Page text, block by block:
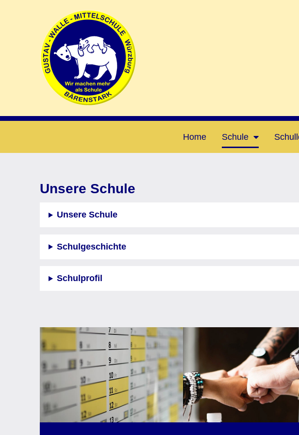
Home Schule
Unsere Schule
Unsere Schule
Schulgeschichte
Schulprofil